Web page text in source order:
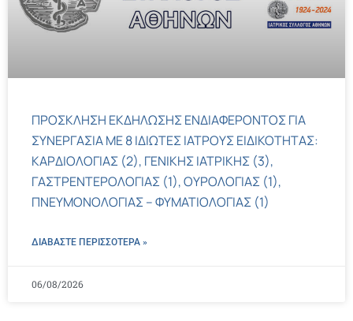
ΠΡΟΣΚΛΗΣΗ ΕΚΔΗΛΩΣΗΣ ΕΝΔΙΑΦΕΡΟΝΤΟΣ ΓΙΑ
ΣΥΝΕΡΓΑΣΙΑ ΜΕ 8 ΙΔΙΩΤΕΣ ΙΑΤΡΟΥΣ ΕΙΔΙΚΟΤΗΤΑΣ:
ΚΑΡΔΙΟΛΟΓΙΑΣ (2), ΓΕΝΙΚΗΣ ΙΑΤΡΙΚΗΣ (3),
ΓΑΣΤΡΕΝΤΕΡΟΛΟΓΙΑΣ (1), ΟΥΡΟΛΟΓΙΑΣ (1),
ΠΝΕΥΜΟΝΟΛΟΓΙΑΣ – ΦΥΜΑΤΙΟΛΟΓΙΑΣ (1)
ΔΙΑΒΑΣΤΕ ΠΕΡΙΣΣΌΤΕΡΑ »
06/08/2026